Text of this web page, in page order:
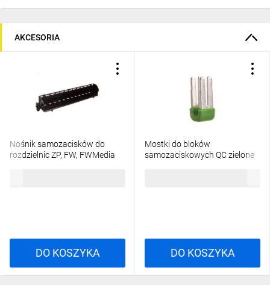
AKCESORIA
Nośnik samozacisków do
rozdzielnic ZP, FW, FWMedia
DO KOSZYKA
Mostki do bloków
samozaciskowych QC zielone
DO KOSZYKA